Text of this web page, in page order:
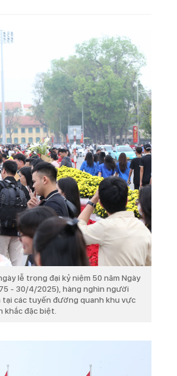
lễ trọng đại kỷ niệm 50 năm Ngày
- 30/4/2025), hàng nghìn người
các tuyến đường quanh khu vực
khắc đặc biệt.